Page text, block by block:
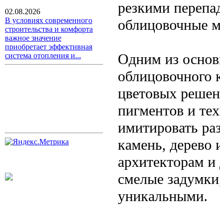
02.08.2026
В условиях современного
строительства и комфорта
важное значение
приобретает эффективная
система отопления и...
резкими
облицовочные
Одним из
облицовочного
цветовых
пигментов и
имитировать
камень, дерево
архитекторам
смелые
уникальными.